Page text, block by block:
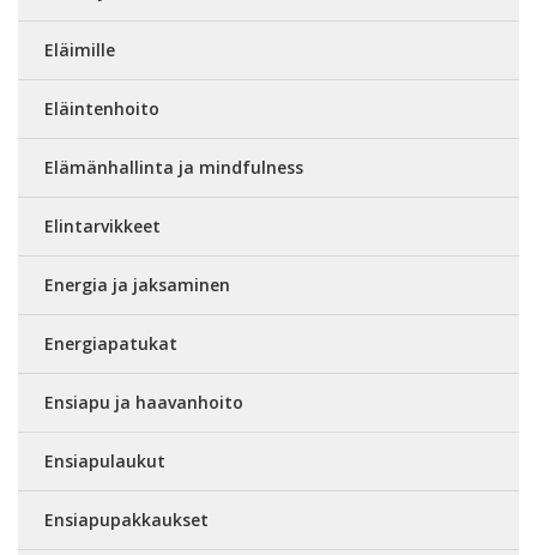
Eläimille
Eläintenhoito
Elämänhallinta ja mindfulness
Elintarvikkeet
Energia ja jaksaminen
Energiapatukat
Ensiapu ja haavanhoito
Ensiapulaukut
Ensiapupakkaukset